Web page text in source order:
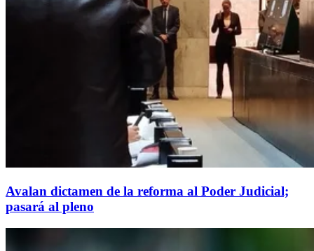
Avalan dictamen de la reforma al Poder Judicial;
pasará al pleno